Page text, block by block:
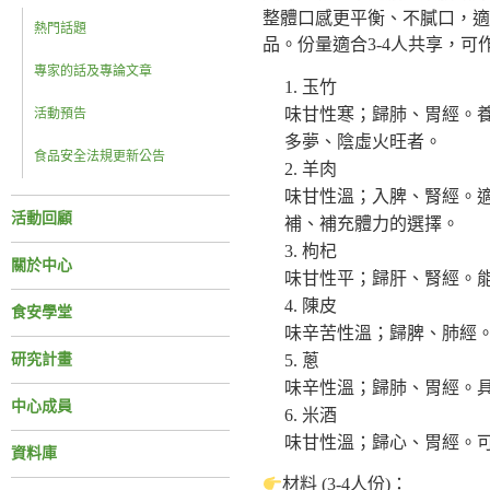
熱門話題
專家的話及專論文章
活動預告
食品安全法規更新公告
活動回顧
關於中心
食安學堂
研究計畫
中心成員
資料庫
整體口感更平衡、不膩口，
品。份量適合3-4人共享，可
玉竹
味甘性寒；歸肺、胃經。
多夢、陰虛火旺者。
羊肉
味甘性溫；入脾、腎經。
補、補充體力的選擇。
枸杞
味甘性平；歸肝、腎經。
陳皮
味辛苦性溫；歸脾、肺經
蔥
味辛性溫；歸肺、胃經。
米酒
味甘性溫；歸心、胃經。
材料 (3-4人份)：